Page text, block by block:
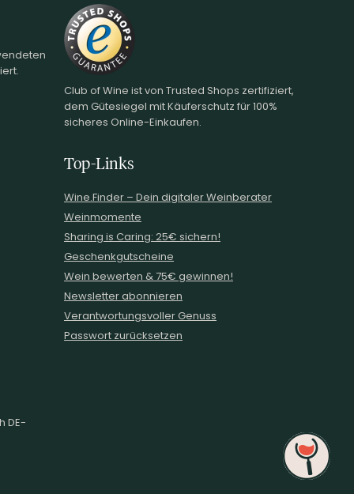
DE-
Club of Wine ist von Trusted Shops zertifiziert,
dem Gütesiegel mit Käuferschutz für 100%
sicheres Online-Einkaufen.
Top-Links
Wine.Finder – Dein digitaler Weinberater
Weinmomente
Sharing is Caring: 25€ sichern!
Geschenkgutscheine
Wein bewerten & 75€ gewinnen!
Newsletter abonnieren
Verantwortungsvoller Genuss
Passwort zurücksetzen